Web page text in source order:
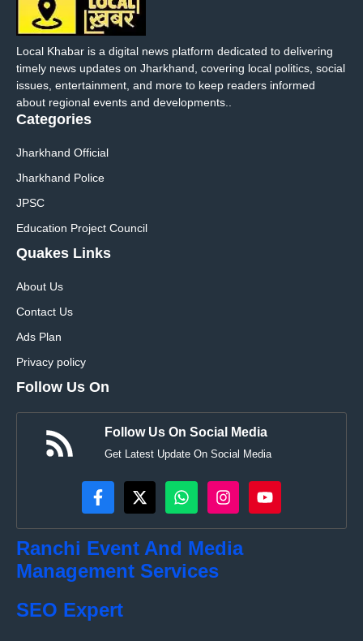
Local Khabar is a digital news platform dedicated to delivering
timely news updates on Jharkhand, covering local politics, social
issues, entertainment, and more to keep readers informed
about regional events and developments..
Categories
Jharkhand Official
Jharkhand Police
JPSC
Education Project Council
Quakes Links
About Us
Contact Us
Ads Plan
Privacy policy
Follow Us On
Follow Us On Social Media
Get Latest Update On Social Media
Ranchi Event And Media
Management Services
SEO Expert